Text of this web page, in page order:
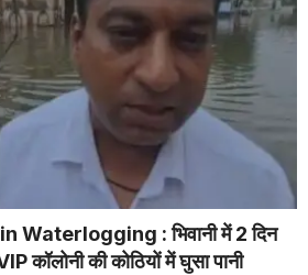
Waterlogging : भिवानी में 2 दिन
कॉलोनी की कोठियों में घुसा पानी